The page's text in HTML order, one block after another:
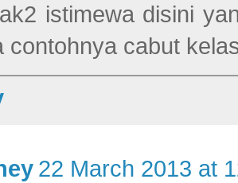
istimewa disini
contohnya cabut
22 March 2013 at